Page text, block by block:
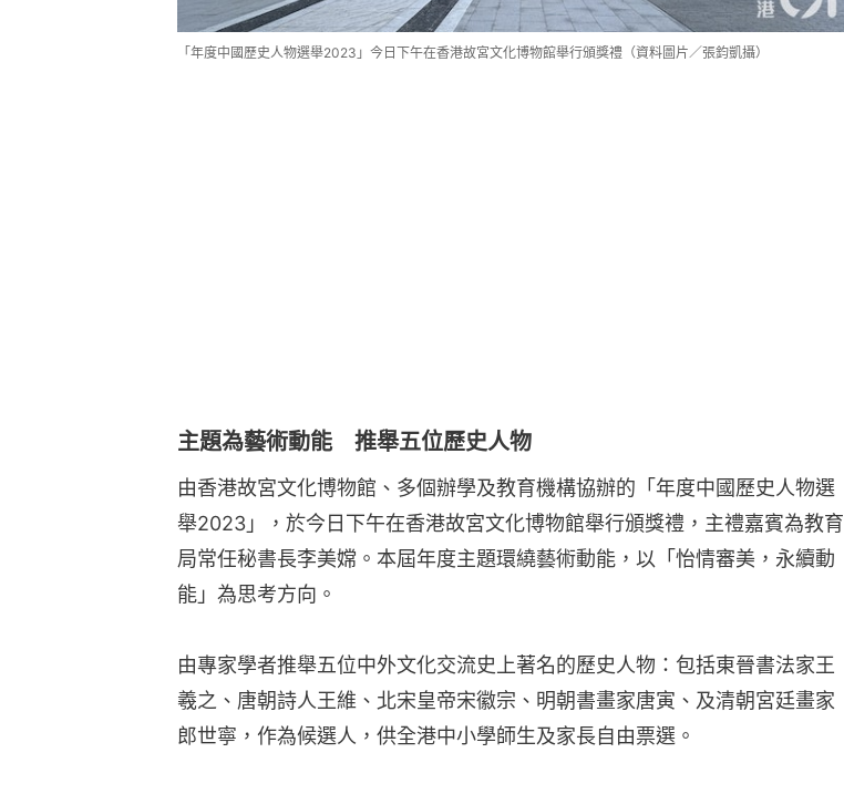
「年度中國歷史人物選舉2023」今日下午在香港故宮文化博物館舉行頒獎禮（資料圖片／張鈞凱攝）
主題為藝術動能 推舉五位歷史人物
由香港故宮文化博物館、多個辦學及教育機構協辦的「年度中國歷史人物選
舉2023」，於今日下午在香港故宮文化博物館舉行頒獎禮，主禮嘉賓為教育
局常任秘書長李美嫦。本屆年度主題環繞藝術動能，以「怡情審美，永續動
能」為思考方向。
由專家學者推舉五位中外文化交流史上著名的歷史人物：包括東晉書法家王
羲之、唐朝詩人王維、北宋皇帝宋徽宗、明朝書畫家唐寅、及清朝宮廷畫家
郎世寧，作為候選人，供全港中小學師生及家長自由票選。